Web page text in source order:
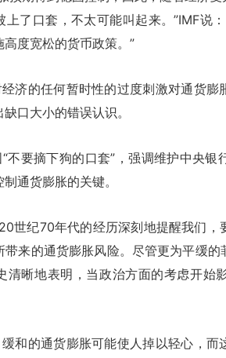
了口套，不太可能叫起来。”IMF说
度宽松的货币政策。”
的任何暂时性的过度刺激对通货膨
口大小的错误认识。
要摘下狗的口套”，强调维护中央银
通货膨胀的关键。
纪70年代的经历深刻地提醒我们，
带来的通货膨胀风险。尽管更为平缓
清晰地表明，当政治方面的考虑开始
的通货膨胀可能使人掉以轻心，而